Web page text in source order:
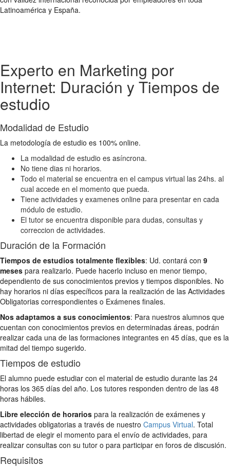
Latinoamérica y España.
Experto en Marketing por
Internet: Duración y Tiempos de
estudio
Modalidad de Estudio
La metodología de estudio es 100% online.
La modalidad de estudio es asíncrona.
No tiene dias ni horarios.
Todo el material se encuentra en el campus virtual las 24hs. al
cual accede en el momento que pueda.
Tiene actividades y examenes online para presentar en cada
módulo de estudio.
El tutor se encuentra disponible para dudas, consultas y
correccion de actividades.
Duración de la Formación
Tiempos de estudios totalmente flexibles: Ud. contará con 9
meses para realizarlo. Puede hacerlo incluso en menor tiempo,
dependiento de sus conocimientos previos y tiempos disponibles. No
hay horarios ni días específicos para la realización de las Actividades
Obligatorias correspondientes o Exámenes finales.
Nos adaptamos a sus conocimientos: Para nuestros alumnos que
cuentan con conocimientos previos en determinadas áreas, podrán
realizar cada una de las formaciones integrantes en 45 días, que es la
mitad del tiempo sugerido.
Tiempos de estudio
El alumno puede estudiar con el material de estudio durante las 24
horas los 365 días del año. Los tutores responden dentro de las 48
horas hábiles.
Libre elección de horarios para la realización de exámenes y
actividades obligatorias a través de nuestro Campus Virtual. Total
libertad de elegir el momento para el envío de actividades, para
realizar consultas con su tutor o para participar en foros de discusión.
Requisitos